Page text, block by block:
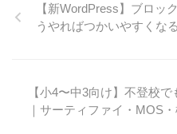
敵でしたね。今後のデジタルペイ
ントへの挑戦、スタッフ一同ワク
https://youtu.be/QvGl4ZqT_Dg?
si=Ge8xIknBny9hBz9J
【新WordPress】ブロッ
うやればつかいやすくな
【小4〜中3向け】不登校
｜サーティファイ・MOS